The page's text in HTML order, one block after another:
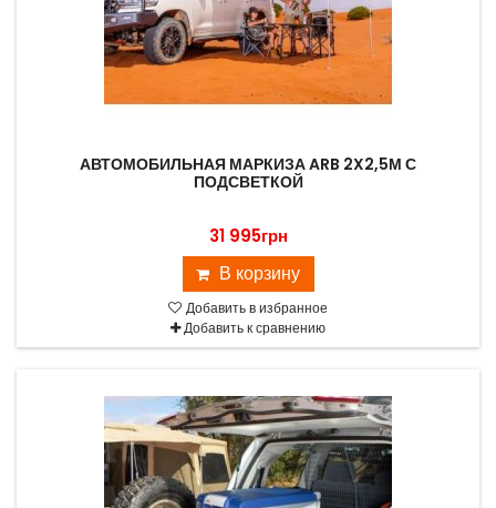
АВТОМОБИЛЬНАЯ МАРКИЗА ARB 2X2,5М С
ПОДСВЕТКОЙ
31 995грн
В корзину
Добавить в избранное
Добавить к сравнению